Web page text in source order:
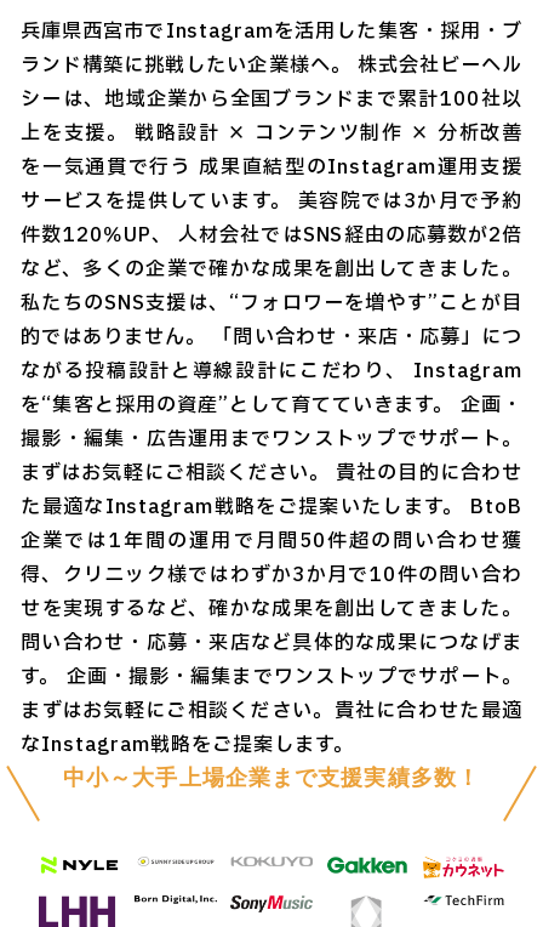
兵庫県西宮市でInstagramを活用した集客・採用・ブ
ランド構築に挑戦したい企業様へ。 株式会社ビーヘル
シーは、地域企業から全国ブランドまで累計100社以
上を支援。 戦略設計 × コンテンツ制作 × 分析改善
を一気通貫で行う 成果直結型のInstagram運用支援
サービスを提供しています。 美容院では3か月で予約
件数120％UP、 人材会社ではSNS経由の応募数が2倍
など、多くの企業で確かな成果を創出してきました。
私たちのSNS支援は、“フォロワーを増やす”ことが目
的ではありません。 「問い合わせ・来店・応募」につ
ながる投稿設計と導線設計にこだわり、 Instagram
を“集客と採用の資産”として育てていきます。 企画・
撮影・編集・広告運用までワンストップでサポート。
まずはお気軽にご相談ください。 貴社の目的に合わせ
た最適なInstagram戦略をご提案いたします。 BtoB
企業では1年間の運用で月間50件超の問い合わせ獲
得、クリニック様ではわずか3か月で10件の問い合わ
せを実現するなど、確かな成果を創出してきました。
問い合わせ・応募・来店など具体的な成果につなげま
す。 企画・撮影・編集までワンストップでサポート。
まずはお気軽にご相談ください。貴社に合わせた最適
なInstagram戦略をご提案します。
中小～大手上場企業まで支援実績多数！